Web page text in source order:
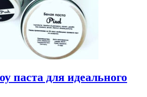
паста для идеального